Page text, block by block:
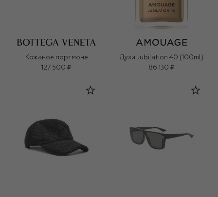
Кожаное портмоне
127 500 ₽
Духи Jubilation 40 (100ml)
86 130 ₽